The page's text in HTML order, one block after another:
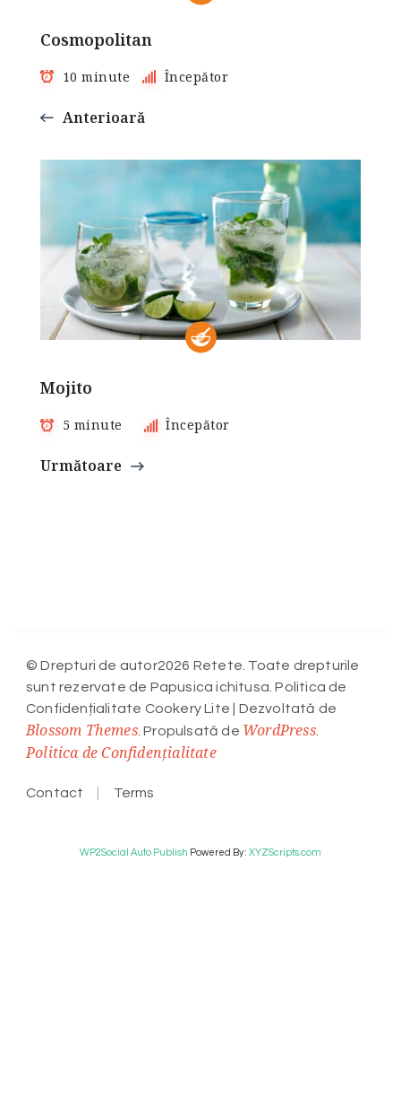
Cosmopolitan
10 minute Începător
Anterioară
Mojito
5 minute Începător
Următoare
© Drepturi de autor2026 Retete. Toate drepturile
sunt rezervate de Papusica ichitusa. Politica de
Confidențialitate Cookery Lite | Dezvoltată de
Blossom Themes. Propulsată de WordPress.
Politica de Confidențialitate
Contact Terms
WP2Social Auto Publish Powered By : XYZScripts.com